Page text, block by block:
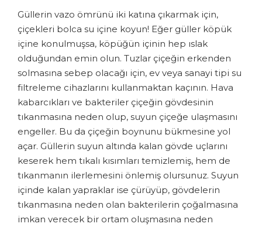
Güllerin vazo ömrünü iki katına çıkarmak için,
çiçekleri bolca su içine koyun! Eğer güller köpük
içine konulmuşsa, köpüğün içinin hep ıslak
olduğundan emin olun. Tuzlar çiçeğin erkenden
solmasına sebep olacağı için, ev veya sanayi tipi su
filtreleme cihazlarını kullanmaktan kaçının. Hava
kabarcıkları ve bakteriler çiçeğin gövdesinin
tıkanmasına neden olup, suyun çiçeğe ulaşmasını
engeller. Bu da çiçeğin boynunu bükmesine yol
açar. Güllerin suyun altında kalan gövde uçlarını
keserek hem tıkalı kısımları temizlemiş, hem de
tıkanmanın ilerlemesini önlemiş olursunuz. Suyun
içinde kalan yapraklar ise çürüyüp, gövdelerin
tıkanmasına neden olan bakterilerin çoğalmasına
imkan verecek bir ortam oluşmasına neden